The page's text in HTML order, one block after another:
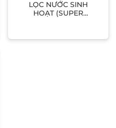
LỌC NƯỚC SINH
HOẠT (SUPER